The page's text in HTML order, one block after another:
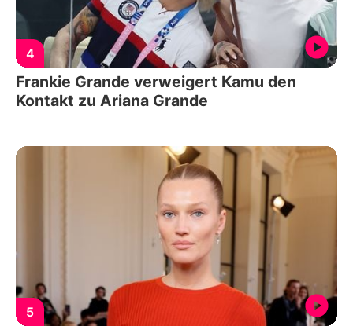
4
Frankie Grande verweigert Kamu den
Kontakt zu Ariana Grande
5